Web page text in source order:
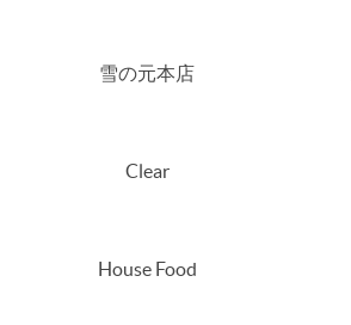
雪の元本店
Clear
House Food